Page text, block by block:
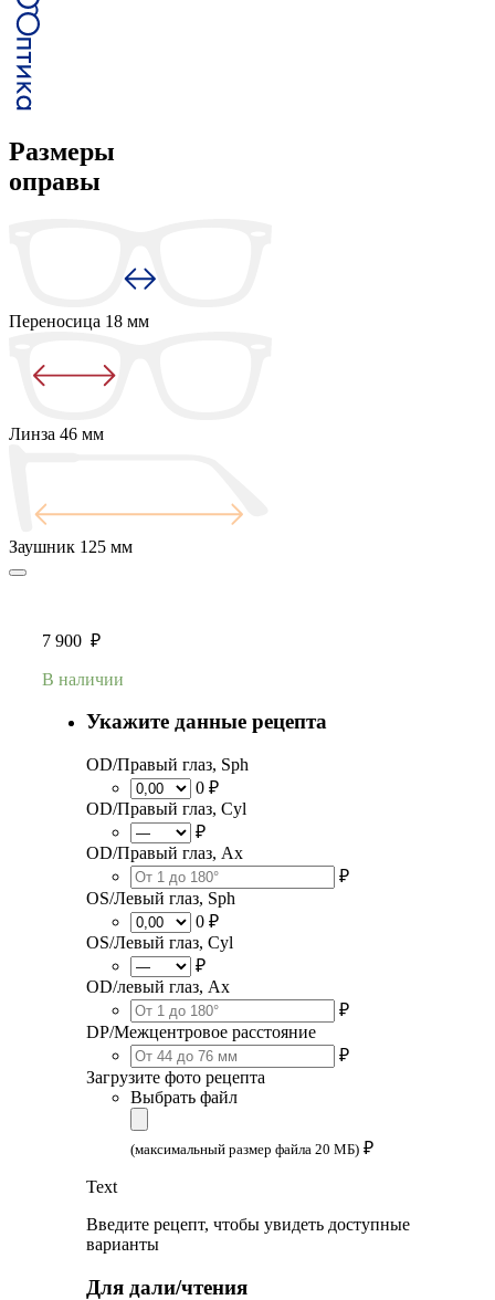
Размеры
оправы
Переносица 18 мм
Линза 46 мм
Заушник 125 мм
7 900 ₽
В наличии
Укажите данные рецепта
OD/Правый глаз, Sph
0 ₽
OD/Правый глаз, Cyl
₽
OD/Правый глаз, Ax
₽
OS/Левый глаз, Sph
0 ₽
OS/Левый глаз, Cyl
₽
OD/левый глаз, Ax
₽
DP/Межцентровое расстояние
₽
Загрузите фото рецепта
Выбрать файл
(максимальный размер файла 20 МБ) ₽
Text
Введите рецепт, чтобы увидеть доступные
варианты
Для дали/чтения